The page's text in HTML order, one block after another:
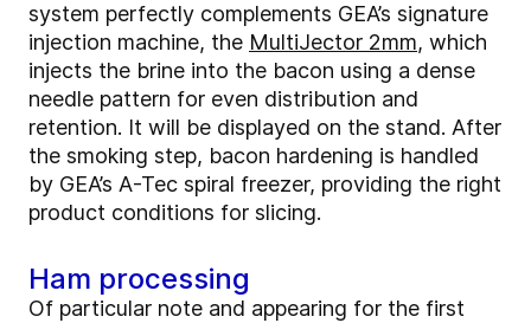
system perfectly complements GEA’s signature
injection machine, the MultiJector 2mm, which
injects the brine into the bacon using a dense
needle pattern for even distribution and
retention. It will be displayed on the stand. After
the smoking step, bacon hardening is handled
by GEA’s A-Tec spiral freezer, providing the right
product conditions for slicing.
Ham processing
Of particular note and appearing for the first